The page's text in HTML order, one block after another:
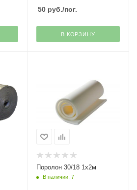
50руб./пог.
В КОРЗИНУ
Поролон 30/18 1х2м
В наличии: 7